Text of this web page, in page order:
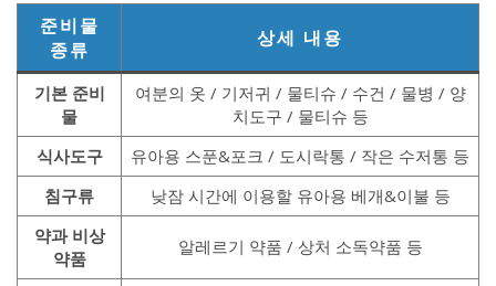
준비물
종류
상세 내용
기본 준비
물
여분의 옷 / 기저귀 / 물티슈 / 수건 / 물병 / 양
치도구 / 물티슈 등
식사도구
유아용 스푼&포크 / 도시락통 / 작은 수저통 등
침구류
낮잠 시간에 이용할 유아용 베개&이불 등
약과 비상
약품
알레르기 약품 / 상처 소독약품 등